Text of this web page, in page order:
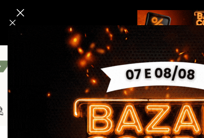
Linha Segurança E Tático
Bombeiro Civil Fardamento Bombeiro Civil